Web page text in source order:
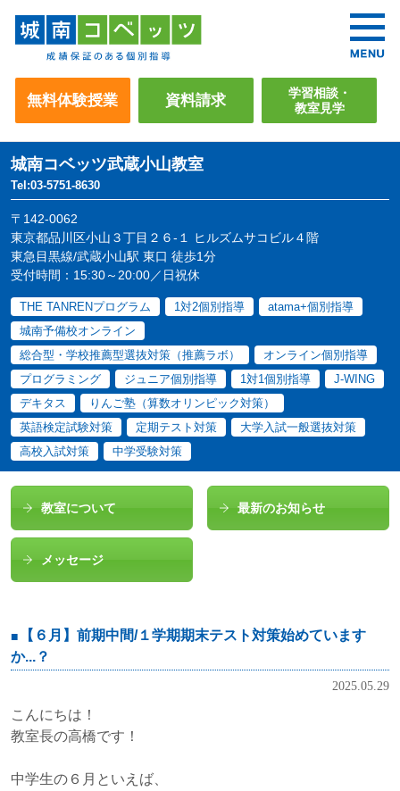
無料体験授業 資料請求
学習相談・
教室見学
城南コベッツ武蔵小山教室
Tel:03-5751-8630
〒142-0062
東京都品川区小山３丁目２６-１ ヒルズムサコビル４階
東急目黒線/武蔵小山駅 東口 徒歩1分
受付時間：15:30～20:00／日祝休
THE TANRENプログラム 1対2個別指導
atama+個別指導
城南予備校オンライン
総合型・学校推薦型選抜対策（推薦ラボ）
オンライン個別指導
プログラミング
ジュニア個別指導 1対1個別指導
J-WING
デキタス
りんご塾（算数オリンピック対策）
英語検定試験対策
定期テスト対策
大学入試一般選抜対策
高校入試対策
中学受験対策
教室について 最新のお知らせ
メッセージ
【６月】前期中間/１学期期末テスト対策始めています
か...？
2025.05.29
こんにちは！
教室長の高橋です！
中学生の６月といえば、